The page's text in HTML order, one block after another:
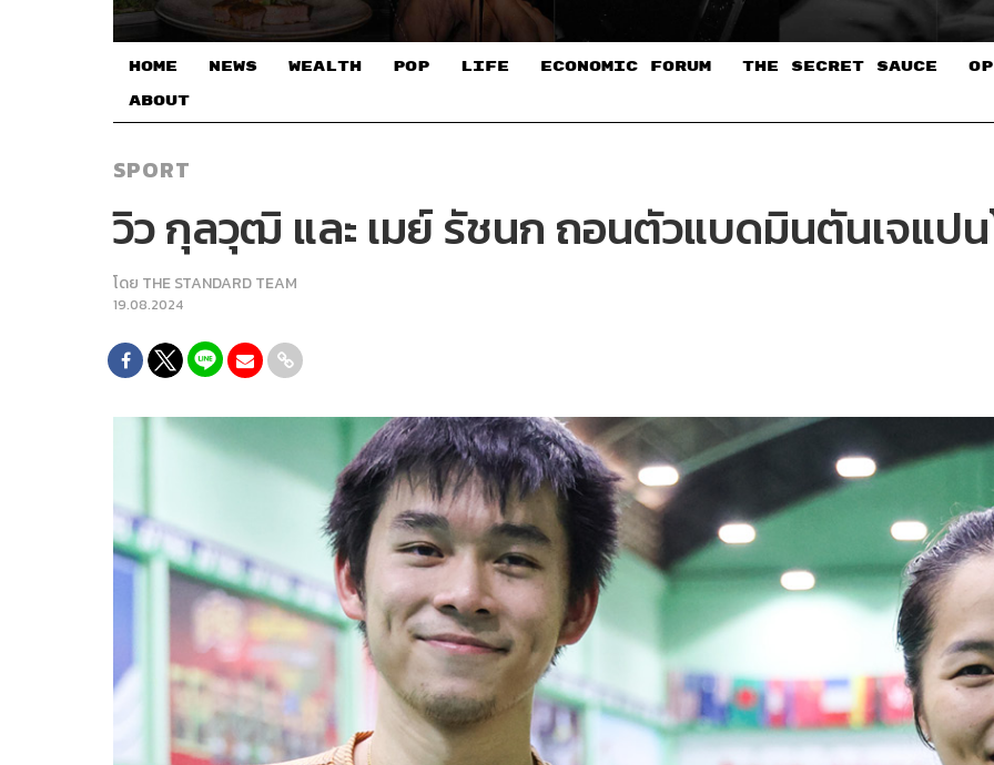
HOME NEWS WEALTH POP LIFE ECONOMIC FORUM THE SECRET SAUCE​
ABOUT
SPORT
วิว กุลวุฒิ และ เมย์ รัชนก ถอนตัวแบดมินตันเจแปน
โดย THE STANDARD TEAM
19.08.2024